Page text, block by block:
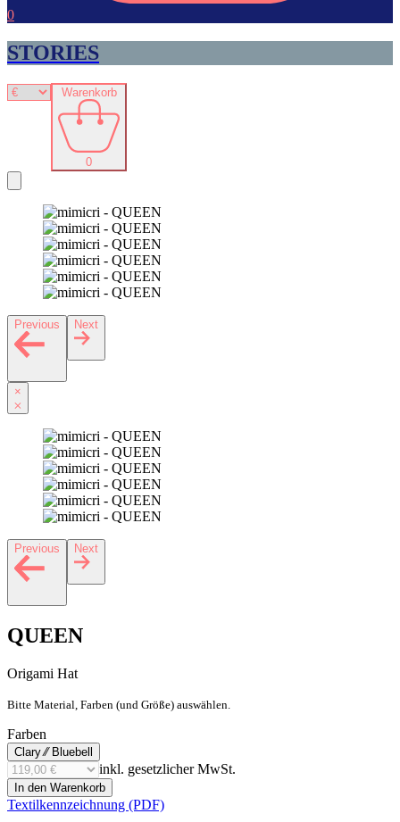
0
STORIES
Warenkorb
0
Previous Next
×
Previous Next
QUEEN
Origami Hat
Bitte Material, Farben (und Größe) auswählen.
Farben
Clary ⁄⁄ Bluebell
inkl. gesetzlicher MwSt.
In den Warenkorb
Textilkennzeichnung (PDF)